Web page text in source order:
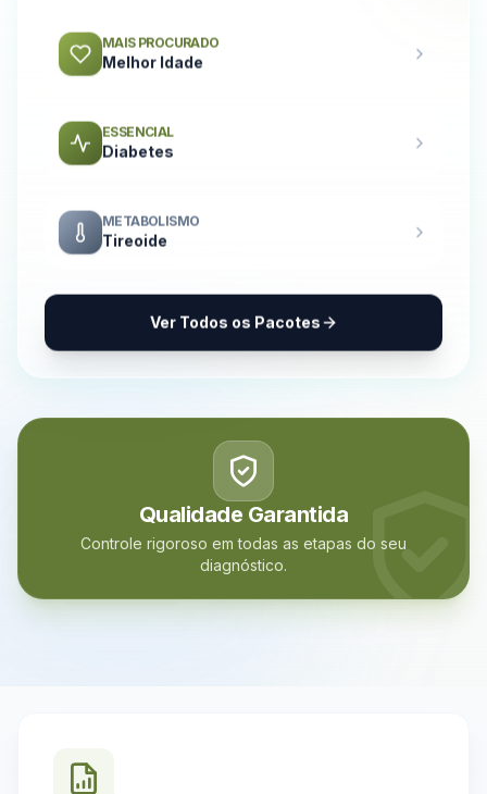
MAIS PROCURADO
Melhor Idade
ESSENCIAL
Diabetes
METABOLISMO
Tireoide
Ver Todos os Pacotes
Qualidade Garantida
Controle rigoroso em todas as etapas do seu
diagnóstico.